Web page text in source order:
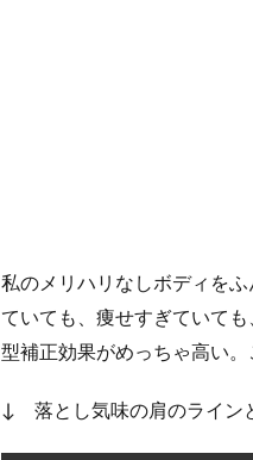
私のメリハリなしボディを
ていても、痩せすぎていて
型補正効果がめっちゃ高い。
↓ 落とし気味の肩のライン